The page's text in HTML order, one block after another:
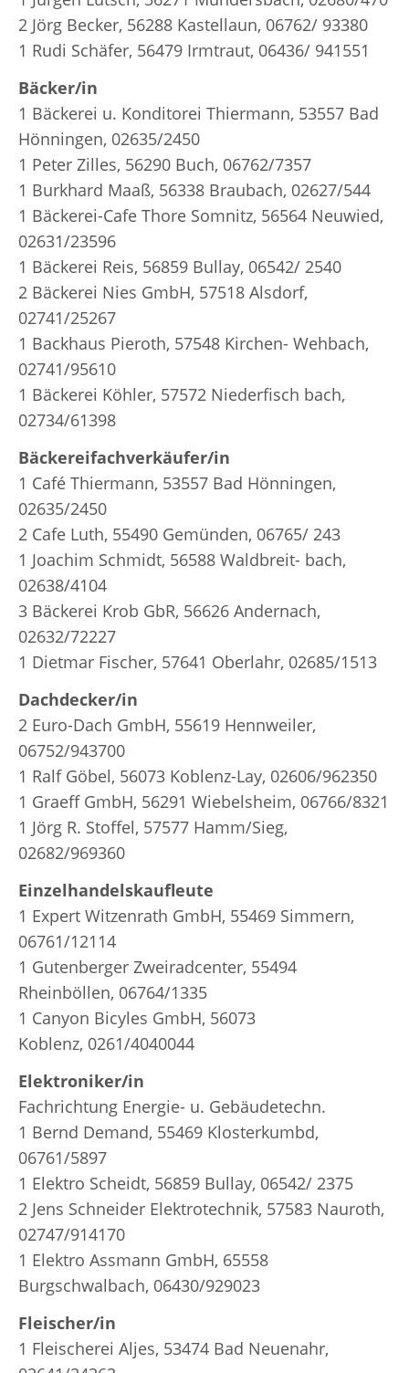
2 Jörg Becker, 56288 Kastellaun, 06762/ 93380
1 Rudi Schäfer, 56479 Irmtraut, 06436/ 941551
Bäcker/in
1 Bäckerei u. Konditorei Thiermann, 53557 Bad
Hönningen, 02635/2450
1 Peter Zilles, 56290 Buch, 06762/7357
1 Burkhard Maaß, 56338 Braubach, 02627/544
1 Bäckerei-Cafe Thore Somnitz, 56564 Neuwied,
02631/23596
1 Bäckerei Reis, 56859 Bullay, 06542/ 2540
2 Bäckerei Nies GmbH, 57518 Alsdorf,
02741/25267
1 Backhaus Pieroth, 57548 Kirchen- Wehbach,
02741/95610
1 Bäckerei Köhler, 57572 Niederfisch bach,
02734/61398
Bäckereifachverkäufer/in
1 Café Thiermann, 53557 Bad Hönningen,
02635/2450
2 Cafe Luth, 55490 Gemünden, 06765/ 243
1 Joachim Schmidt, 56588 Waldbreit- bach,
02638/4104
3 Bäckerei Krob GbR, 56626 Andernach,
02632/72227
1 Dietmar Fischer, 57641 Oberlahr, 02685/1513
Dachdecker/in
2 Euro-Dach GmbH, 55619 Hennweiler,
06752/943700
1 Ralf Göbel, 56073 Koblenz-Lay, 02606/962350
1 Graeff GmbH, 56291 Wiebelsheim, 06766/8321
1 Jörg R. Stoffel, 57577 Hamm/Sieg,
02682/969360
Einzelhandelskaufleute
1 Expert Witzenrath GmbH, 55469 Simmern,
06761/12114
1 Gutenberger Zweiradcenter, 55494
Rheinböllen, 06764/1335
1 Canyon Bicyles GmbH, 56073
Koblenz, 0261/4040044
Elektroniker/in
Fachrichtung Energie- u. Gebäudetechn.
1 Bernd Demand, 55469 Klosterkumbd,
06761/5897
1 Elektro Scheidt, 56859 Bullay, 06542/ 2375
2 Jens Schneider Elektrotechnik, 57583 Nauroth,
02747/914170
1 Elektro Assmann GmbH, 65558
Burgschwalbach, 06430/929023
Fleischer/in
1 Fleischerei Aljes, 53474 Bad Neuenahr,